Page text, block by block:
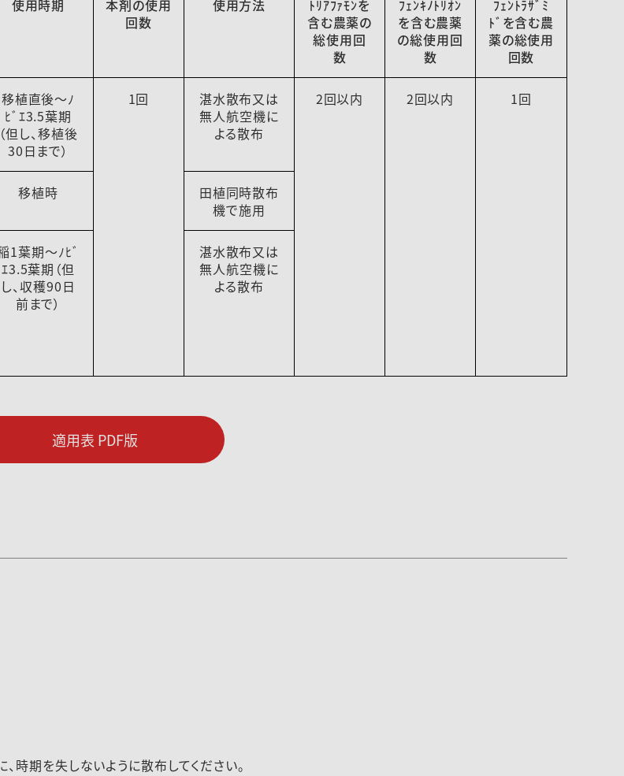
使用時期
本剤の使用
回数
使用方法
ﾄﾘｱﾌｧﾓﾝを
含む農薬の
総使用回
数
ﾌｪﾝｷﾉﾄﾘｵﾝ
を含む農薬
の総使用回
数
ﾌｪﾝﾄﾗｻﾞﾐ
ﾄﾞを含む農
薬の総使用
回数
移植直後～ﾉ
ﾋﾞｴ3.5葉期
（但し、移植後
30日まで）
1回
湛水散布又は
無人航空機に
よる散布
2回以内 2回以内 1回
移植時
田植同時散布
機で施用
1葉期～ﾉﾋﾞ
ｴ3.5葉期（但
し、収穫90日
前まで）
湛水散布又は
無人航空機に
よる散布
適用表 PDF版
期を失しないように散布してください。